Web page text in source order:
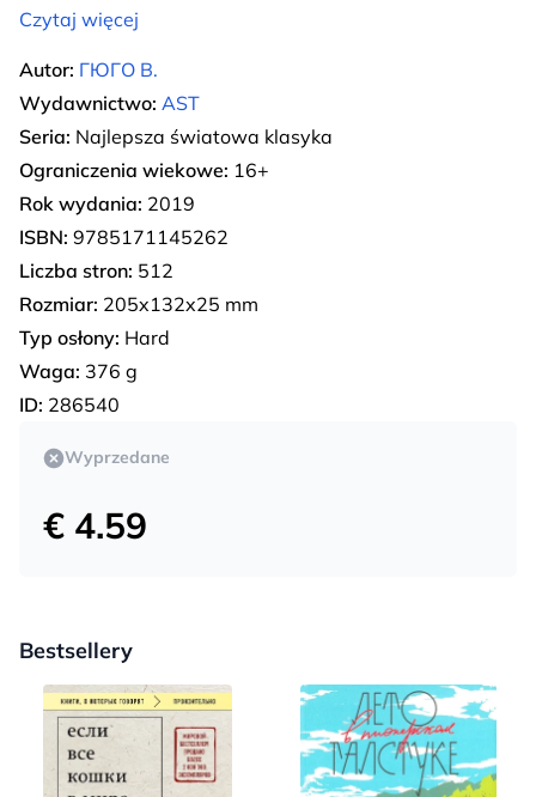
Czytaj więcej
Autor: ГЮГО В.
Wydawnictwo: AST
Seria: Najlepsza światowa klasyka
Ograniczenia wiekowe: 16+
Rok wydania: 2019
ISBN: 9785171145262
Liczba stron: 512
Rozmiar: 205x132x25 mm
Typ osłony: Hard
Waga: 376 g
ID: 286540
Wyprzedane
€ 4.59
Bestsellery